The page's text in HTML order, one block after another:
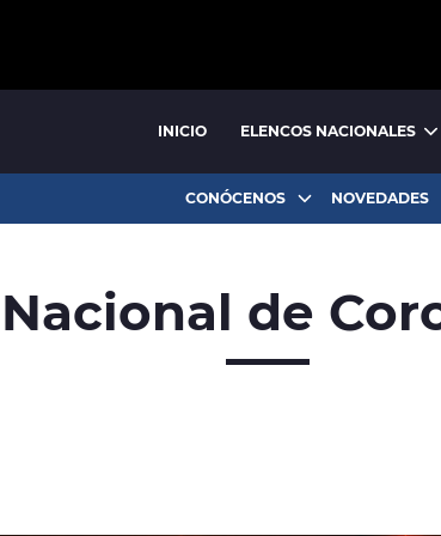
INICIO ELENCOS NACIONALES
CONÓCENOS NOVEDADES
de